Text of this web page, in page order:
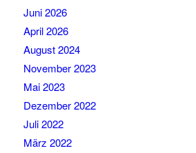
Juni 2026
April 2026
August 2024
November 2023
Mai 2023
Dezember 2022
Juli 2022
März 2022